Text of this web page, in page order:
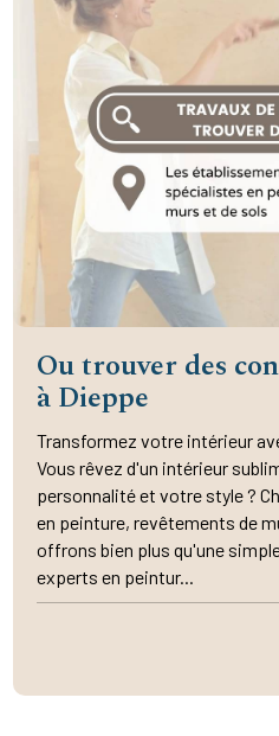
Ou trouver des
à Dieppe
Transformez votre intérieur
Vous rêvez d'un intérieur
personnalité et votre style ?
en peinture, revêtements de
offrons bien plus qu'une
experts en peintur...